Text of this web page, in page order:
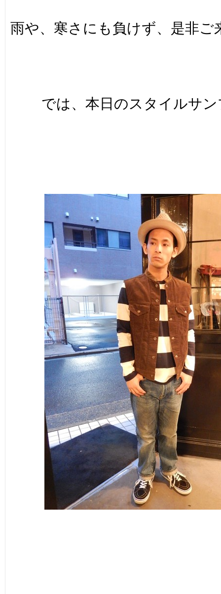
雨や、寒さにも負けず、是非ご
では、本日のスタイルサ